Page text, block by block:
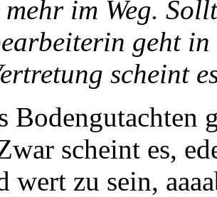
im Weg.
geht
scheint
Bodengutachten
scheint es,
wert zu sein,